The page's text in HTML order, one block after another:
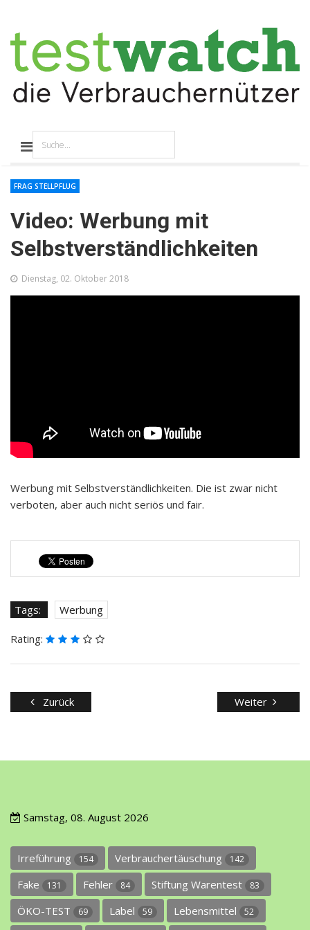
Video: Werbung mit
Selbstverständlichkeiten
FRAG STELLPFLUG
Dienstag, 02. Oktober 2018
Werbung mit Selbstverständlichkeiten. Die ist zwar nicht
verboten, aber auch nicht seriös und fair.
Tags: Werbung
Rating:
Zurück Weiter
Samstag, 08. August 2026
Irreführung 154 Verbrauchertäuschung 142
Fake 131 Fehler 84 Stiftung Warentest 83
ÖKO-TEST 69 Label 59 Lebensmittel 52